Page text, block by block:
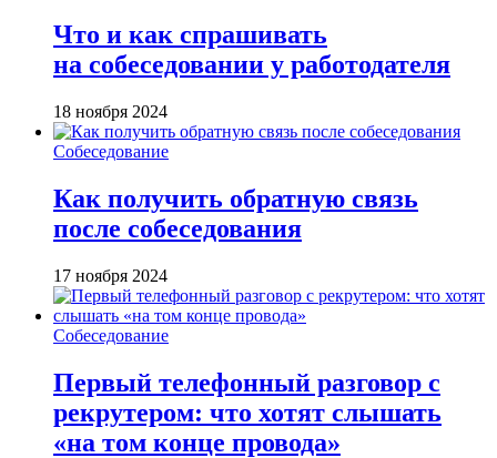
Что и как спрашивать
на собеседовании у работодателя
18 ноября 2024
Собеседование
Как получить обратную связь
после собеседования
17 ноября 2024
Собеседование
Первый телефонный разговор с
рекрутером: что хотят слышать
«на том конце провода»